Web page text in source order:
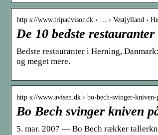
http s://www.tripadvisor.dk › … › Vestjylland ›
De 10 bedste
Bedste restauranter i Herning,
og meget mere.
http s://www.avisen.dk › bo-bech-svinger-kniven-
Bo Bech svinger kniven
5. mar. 2007 — Bo Bech rækker